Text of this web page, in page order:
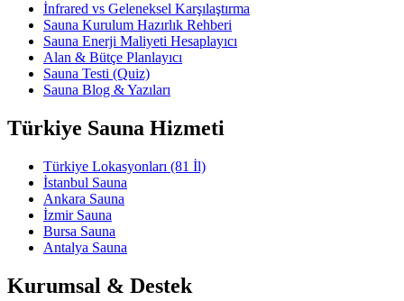
İnfrared vs Geleneksel Karşılaştırma
Sauna Kurulum Hazırlık Rehberi
Sauna Enerji Maliyeti Hesaplayıcı
Alan & Bütçe Planlayıcı
Sauna Testi (Quiz)
Sauna Blog & Yazıları
Türkiye Sauna Hizmeti
Türkiye Lokasyonları (81 İl)
İstanbul Sauna
Ankara Sauna
İzmir Sauna
Bursa Sauna
Antalya Sauna
Kurumsal & Destek